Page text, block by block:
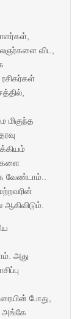
விட,
மிகுந்த
வேண்டாம்..
அது
போது,
அங்கே